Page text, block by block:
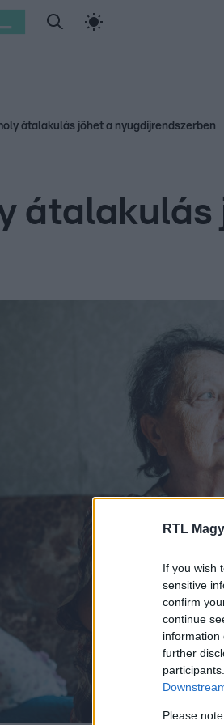
RTL
If you wish
sensitive
confirm
continue
information
further
Please
István Most Wanted
átalakulás jöhet a nyugdíjrendszerben